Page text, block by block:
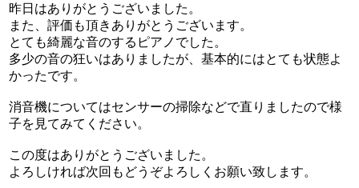
昨日はありがとうございました。
また、評価も頂きありがとうございます。
とても綺麗な音のするピアノでした。
多少の音の狂いはありましたが、基本的にはとても状態よ
かったです。
消音機についてはセンサーの掃除などで直りましたので様
子を見てみてください。
この度はありがとうございました。
よろしければ次回もどうぞよろしくお願い致します。